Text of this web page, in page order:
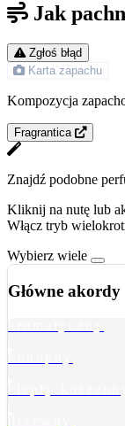
Jak
Zgłoś błąd
Karta zapachu
Kompozycja
Fragrantica
Znajdź podobne
Kliknij na nutę lub
Włącz tryb
Wybierz wiele
Główne akordy